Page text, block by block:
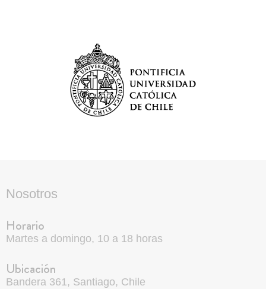
Nosotros
Horario
Martes a domingo, 10 a 18 horas
Ubicación
Bandera 361, Santiago, Chile